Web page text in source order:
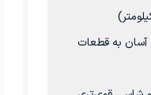
آسان به قطعات